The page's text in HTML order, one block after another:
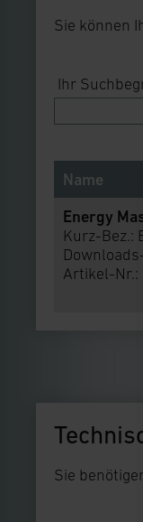
Sie können
Ihr
Name
Energy
Kurz-Bez.:
Artikel-Nr.:
Sie